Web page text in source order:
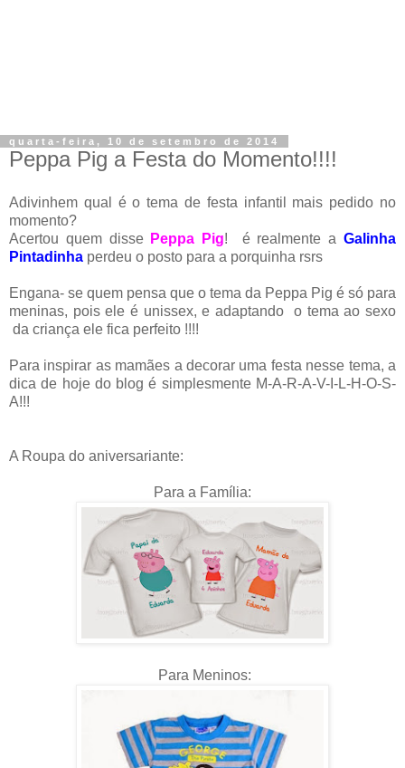
quarta-feira, 10 de setembro de 2014
Peppa Pig a Festa do Momento!!!!
Adivinhem qual é o tema de festa infantil mais pedido no
momento?
Acertou quem disse Peppa Pig! é realmente aGalinha
Pintadinha perdeu o posto para a porquinha rsrs
Engana- se quem pensa que o tema da Peppa Pig é só para
meninas, pois ele é unissex, e adaptando o tema ao sexo
da criança ele fica perfeito !!!!
Para inspirar as mamães a decorar uma festa nesse tema, a
dica de hoje do blog é simplesmente M-A-R-A-V-I-L-H-O-S-
A!!!
A Roupa do aniversariante:
Para a Família:
Para Meninos: